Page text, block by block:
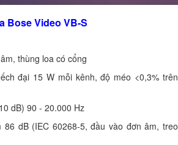
Bose Video VB-S
thùng loa có cổng
đại 15 W mỗi kênh, độ méo <0,3% trên
dB) 90 - 20.000 Hz
dB (IEC 60268-5, đầu vào đơn âm, treo